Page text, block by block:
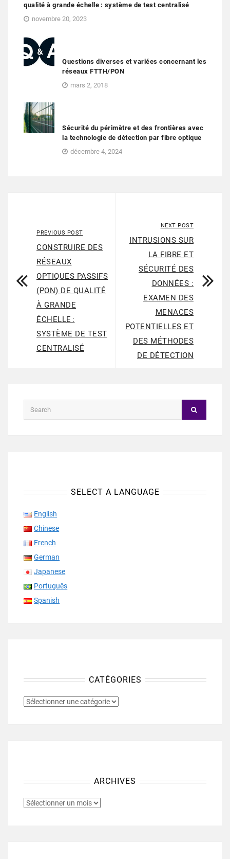
qualité à grande échelle : système de test centralisé
novembre 20, 2023
Questions diverses et variées concernant les
réseaux FTTH/PON
mars 2, 2018
Sécurité du périmètre et des frontières avec
la technologie de détection par fibre optique
décembre 4, 2024
PREVIOUS POST
CONSTRUIRE DES
RÉSEAUX
OPTIQUES PASSIFS
(PON) DE QUALITÉ
À GRANDE
ÉCHELLE :
SYSTÈME DE TEST
CENTRALISÉ
NEXT POST
INTRUSIONS SUR
LA FIBRE ET
SÉCURITÉ DES
DONNÉES :
EXAMEN DES
MENACES
POTENTIELLES ET
DES MÉTHODES
DE DÉTECTION
SELECT A LANGUAGE
English
Chinese
French
German
Japanese
Português
Spanish
CATÉGORIES
CATÉGORIES
ARCHIVES
ARCHIVES